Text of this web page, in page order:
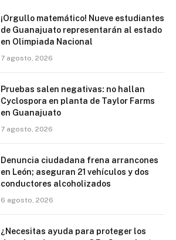
¡Orgullo matemático! Nueve estudiantes
de Guanajuato representarán al estado
en Olimpiada Nacional
7 agosto, 2026
Pruebas salen negativas: no hallan
Cyclospora en planta de Taylor Farms
en Guanajuato
7 agosto, 2026
Denuncia ciudadana frena arrancones
en León; aseguran 21 vehículos y dos
conductores alcoholizados
6 agosto, 2026
¿Necesitas ayuda para proteger los